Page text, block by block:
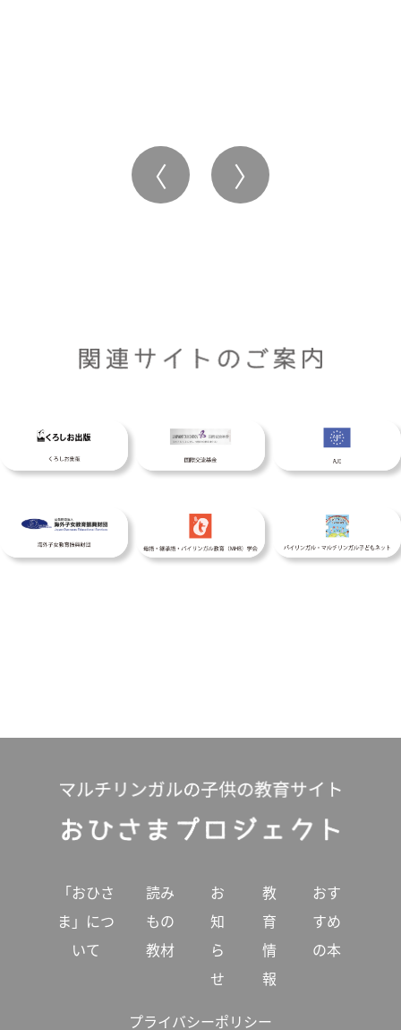
〈 〉
「おひさ
ま」につ
いて
読み
もの
教材
お
知
ら
せ
教
育
情
報
おす
すめ
の本
プライバシーポリシー